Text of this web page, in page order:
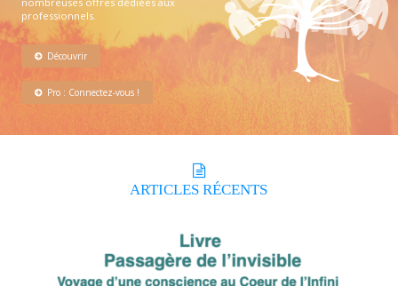
professionnels.
Découvrir
Pro : Connectez-vous !
ARTICLES RÉCENTS